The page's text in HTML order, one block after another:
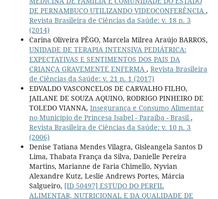
DE PERNAMBUCO UTILIZANDO VIDEOCONFERÊNCIA ,
Revista Brasileira de Ciências da Saúde: v. 18 n. 3
(2014)
Carina Oliveira PÊGO, Marcela Milrea Araújo BARROS,
UNIDADE DE TERAPIA INTENSIVA PEDIÁTRICA:
EXPECTATIVAS E SENTIMENTOS DOS PAIS DA
CRIANÇA GRAVEMENTE ENFERMA , Revista Brasileira
de Ciências da Saúde: v. 21 n. 1 (2017)
EDVALDO VASCONCELOS DE CARVALHO FILHO,
JAILANE DE SOUZA AQUINO, RODRIGO PINHEIRO DE
TOLEDO VIANNA, Insegurança e Consumo Alimentar
no Município de Princesa Isabel - Paraíba - Brasil ,
Revista Brasileira de Ciências da Saúde: v. 10 n. 3
(2006)
Denise Tatiana Mendes Vilagra, Gisleangela Santos D
Lima, Thabata França da Silva, Danielle Pereira
Martins, Marianne de Faria Chimello, Nyvian
Alexandre Kutz, Leslie Andrews Portes, Márcia
Salgueiro, [ID 50497] ESTUDO DO PERFIL
ALIMENTAR, NUTRICIONAL E DA QUALIDADE DE